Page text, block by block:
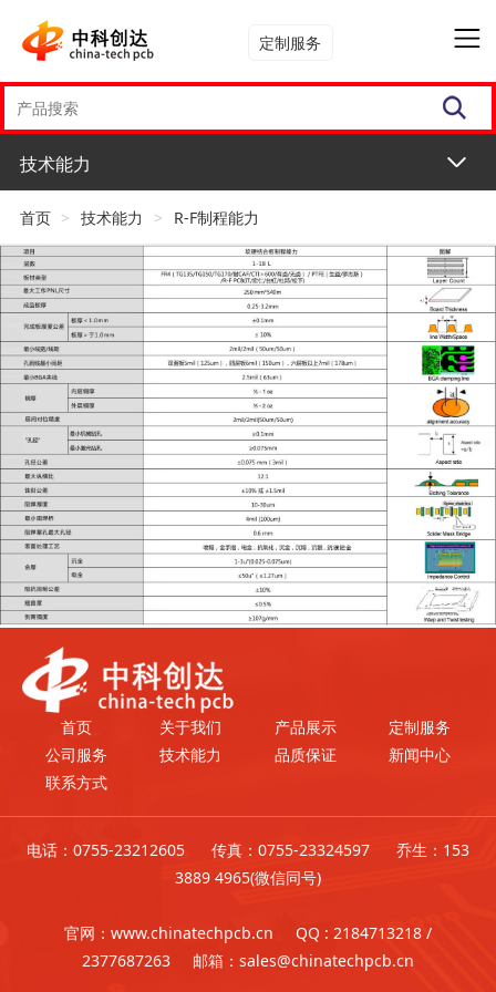
定制服务
技术能力
首页 > 技术能力 > R-F制程能力
首页 关于我们 产品展示
定制服务
公司服务
技术能力 品质保证
新闻中心
联系方式
电话：0755-23212605 传真：0755-23324597 乔生：153
3889 4965(微信同号)
官网：www.chinatechpcb.cn QQ : 2184713218 /
2377687263 邮箱：sales@chinatechpcb.cn